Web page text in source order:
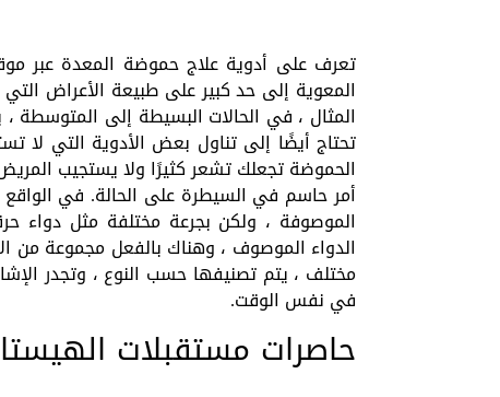
تعرف على أدوية علاج حموضة المعدة عبر
المعوية إلى حد كبير على طبيعة الأعراض
المثال ، في الحالات البسيطة إلى المتوسطة
تحتاج أيضًا إلى تناول بعض الأدوية التي لا
الحموضة تجعلك تشعر كثيرًا ولا يستجيب المريض
أمر حاسم في السيطرة على الحالة. في
الموصوفة ، ولكن بجرعة مختلفة مثل دواء
الدواء الموصوف ، وهناك بالفعل مجموعة من
مختلف ، يتم تصنيفها حسب النوع ، وتجدر
في نفس الوقت.
حاصرات مستقبلات